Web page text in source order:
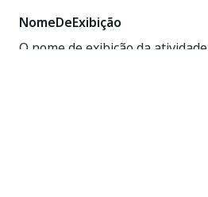
NomeDeExibição
O nome de exibição da atividade.